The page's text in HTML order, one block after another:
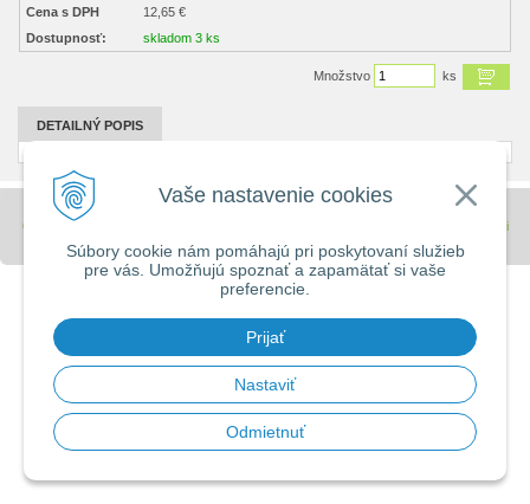
Vaše nastavenie cookies
Súbory cookie nám pomáhajú pri poskytovaní služieb
pre vás. Umožňujú spoznať a zapamätať si vaše
preferencie.
Prijať
Nastaviť
Odmietnuť
Cena s DPH
12,65 €
Dostupnosť:
skladom 3 ks
Množstvo ks
DETAILNÝ POPIS
© 2026 Stavebniny - DUMA •
spoločnosti
WEBYGROUP